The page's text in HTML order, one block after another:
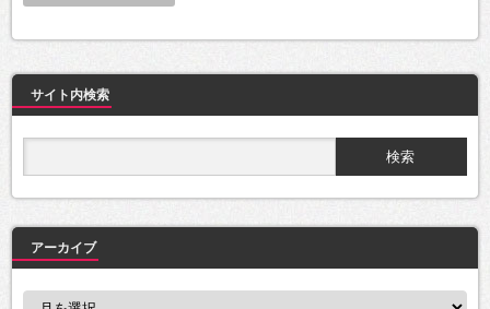
サイト内検索
アーカイブ